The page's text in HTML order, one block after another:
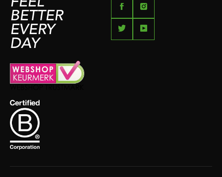
BETTER
EVERY
DAY